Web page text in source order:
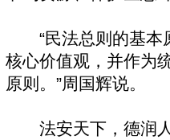
“民法总则的基本
核心价值观，并作为
原则。”周国辉说。
法安天下，德润人